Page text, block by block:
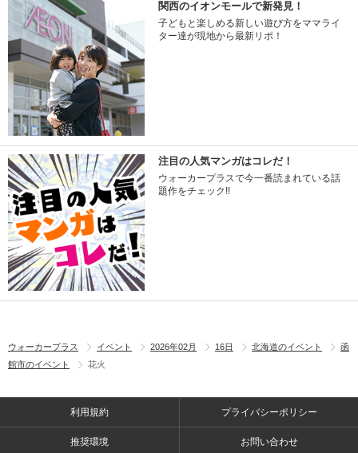
関西のイオンモールで新発見！
子どもと楽しめる新しい遊び方をママライ
ター達が現地から最新リポ！
注目の人気マンガはコレだ！
ウォーカープラスで今一番読まれている話
題作をチェック!!
ウォーカープラス イベント 2026年02月 16日 北海道のイベント
函
館市のイベント
花火
利用規約 プライバシーポリシー
推奨環境 お問い合わせ